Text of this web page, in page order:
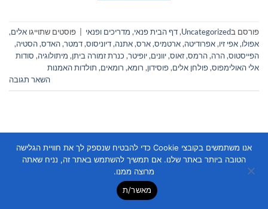
פורסם בUncategorized
,דף הבית פנאי, מדריכים ופנאי פוסטים שתוייגו אלים,
אפולו,אפי זיו,אפרודיטה,ארטמיס,ארס,אתנה,דיוניסוס,דמטר,האדס,הסטיה,
הפייסטוס,הרה,הרמס,זאוס,יוונים,יופיטר, כנרת זמורה ביתן, מיתולוגיה, סודות
אלי האולימפוס,פולחן אלים,פוסידון, רומא, רומאים, תולדות האמנות
השאר תגובה
Copyright 2026 ©Flatsome Theme
אנו משתמשים בקובצי Cookie כדי להבטיח שנספק לך את חוויית הגלישה
הטובה ביותר באתר שלנו. אם תמשיך להשתמש באתר זה, נניח שאתה
מרוצה ממנו.
מאשר/ת